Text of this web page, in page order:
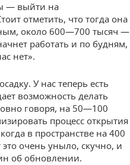
— выйти на
отметить, что тогда она
около 600—700 тысяч —
работать и по будням,
нет».
У нас теперь есть
возможность делать
говоря, на 50—100
процесс открытия
в пространстве на 400
очень уныло, скучно, и
об обновлении.